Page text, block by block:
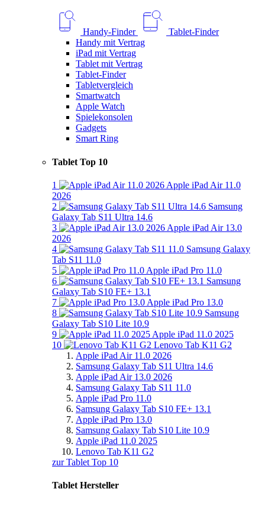
Handy-Finder
Tablet-Finder
Handy mit Vertrag
iPad mit Vertrag
Tablet mit Vertrag
Tablet-Finder
Tabletvergleich
Smartwatch
Apple Watch
Spielekonsolen
Gadgets
Smart Ring
Tablet Top 10
1
Apple iPad Air 11.0
2026
2
Samsung
Galaxy Tab S11 Ultra 14.6
3
Apple iPad Air 13.0
2026
4
Samsung Galaxy
Tab S11 11.0
5
Apple iPad Pro 11.0
6
Samsung
Galaxy Tab S10 FE+ 13.1
7
Apple iPad Pro 13.0
8
Samsung
Galaxy Tab S10 Lite 10.9
9
Apple iPad 11.0 2025
10
Lenovo Tab K11 G2
Apple iPad Air 11.0 2026
Samsung Galaxy Tab S11 Ultra 14.6
Apple iPad Air 13.0 2026
Samsung Galaxy Tab S11 11.0
Apple iPad Pro 11.0
Samsung Galaxy Tab S10 FE+ 13.1
Apple iPad Pro 13.0
Samsung Galaxy Tab S10 Lite 10.9
Apple iPad 11.0 2025
Lenovo Tab K11 G2
zur Tablet Top 10
Tablet Hersteller